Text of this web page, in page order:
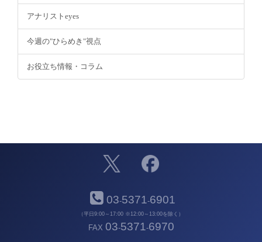
アナリストeyes
今週の"ひらめき"視点
お役立ち情報・コラム
03-5371-6901
（平日9:00～17:00 ※12:00～13:00を除く）
FAX 03-5371-6970